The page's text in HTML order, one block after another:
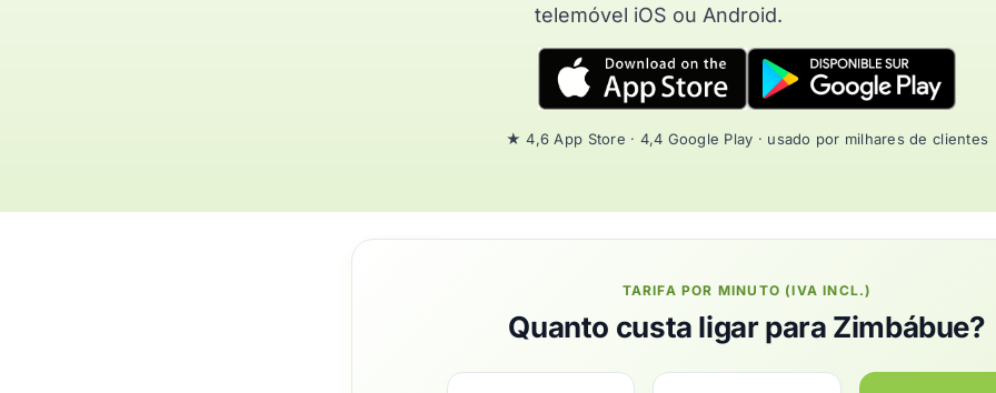
telemóvel iOS ou Android.
★ 4,6 App Store · 4,4 Google Play · usado por milhares de clientes
TARIFA POR MINUTO (IVA INCL.)
Quanto custa ligar para Zimbábue?